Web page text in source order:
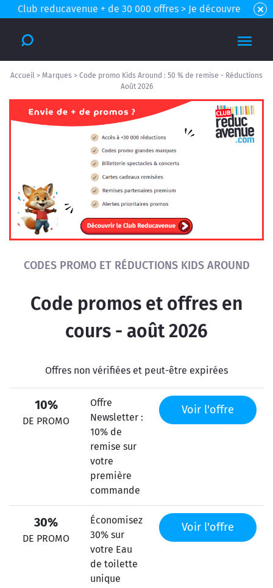
Club reducavenue + de 30 000 offres > Je découvre
Accueil > Marques > Code promo Kids Around : 50 % de remise - Réductions
Août 2026
CODES PROMO ET RÉDUCTIONS KIDS AROUND
Code promos et offres en
cours - août 2026
Offres non vérifiées et peut-être expirées
10%
DE PROMO
Offre
Newsletter :
10% de
remise sur
votre
première
commande
Voir l'offre
30%
DE PROMO
Économisez
30% sur
votre Eau
de toilette
unique
Voir l'offre